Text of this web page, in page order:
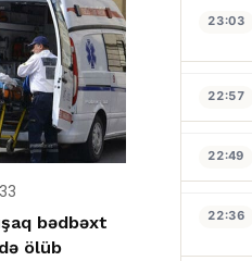
bədbəxt
ölüb
23:03
22:57
22:49
22:36